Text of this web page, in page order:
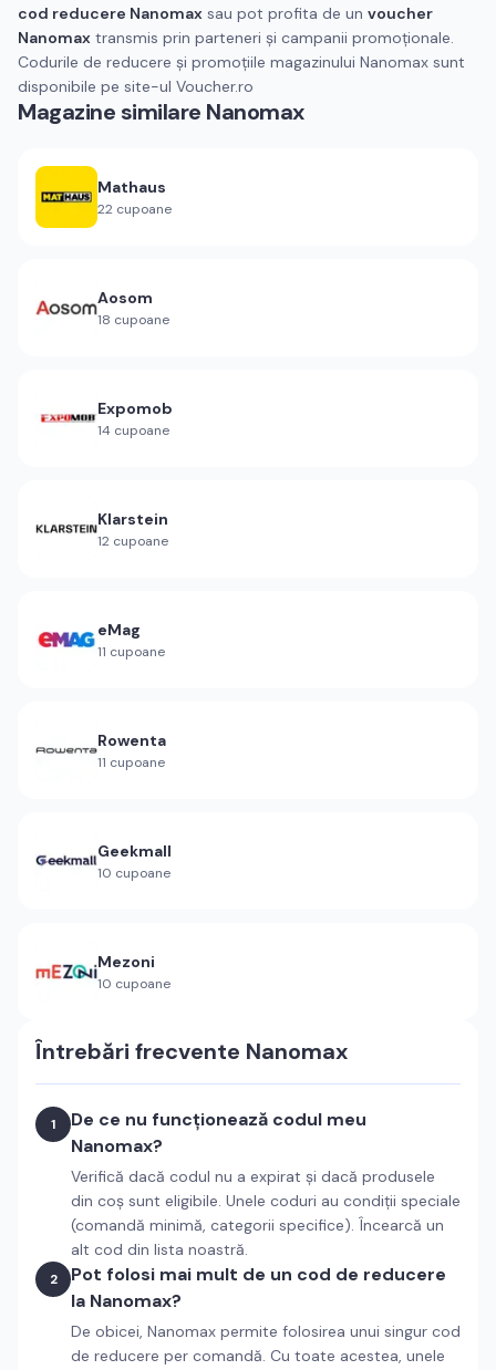
cod reducere Nanomax sau pot profita de un voucher
Nanomax transmis prin parteneri și campanii promoționale.
Codurile de reducere și promoțiile magazinului Nanomax sunt
disponibile pe site-ul Voucher.ro
Magazine similare Nanomax
Mathaus
22 cupoane
Aosom
18 cupoane
Expomob
14 cupoane
Klarstein
12 cupoane
eMag
11 cupoane
Rowenta
11 cupoane
Geekmall
10 cupoane
Mezoni
10 cupoane
Întrebări frecvente Nanomax
1
De ce nu funcționează codul meu
Nanomax?
Verifică dacă codul nu a expirat și dacă produsele
din coș sunt eligibile. Unele coduri au condiții speciale
(comandă minimă, categorii specifice). Încearcă un
alt cod din lista noastră.
2
Pot folosi mai mult de un cod de reducere
la Nanomax?
De obicei, Nanomax permite folosirea unui singur cod
de reducere per comandă. Cu toate acestea, unele